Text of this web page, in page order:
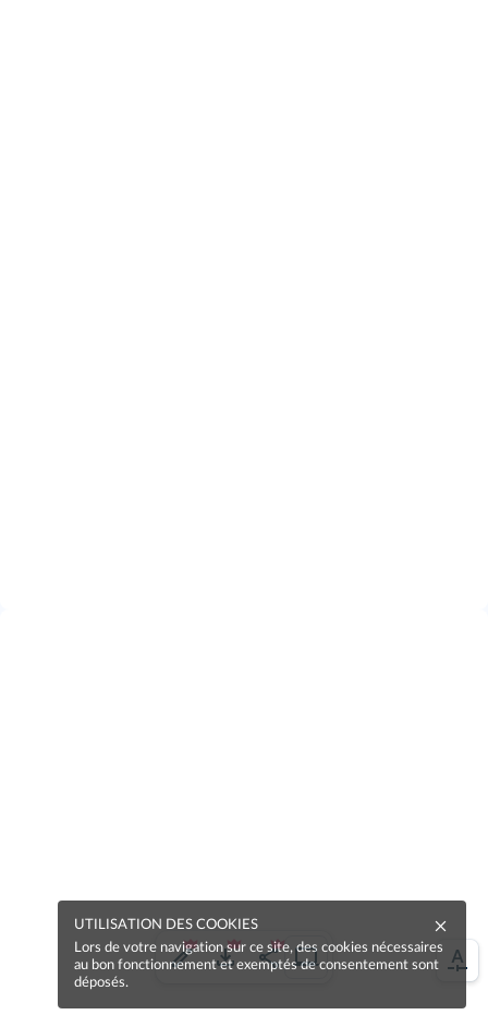
UTILISATION DES COOKIES
Lors de votre navigation sur ce site, des cookies nécessaires
au bon fonctionnement et exemptés de consentement sont
déposés.